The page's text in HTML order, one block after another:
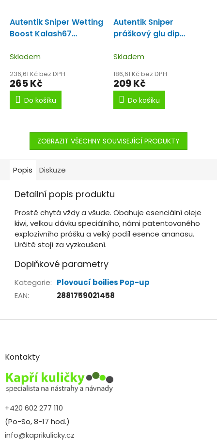
Autentik Sniper Wetting
Boost Kalash67
Skladem
236,61 Kč bez DPH
265 Kč
Do košíku
Autentik Sniper
práškový glu dip
Skladem
186,61 Kč bez DPH
209 Kč
Do košíku
ZOBRAZIT VŠECHNY SOUVISEJÍCÍ PRODUKTY
Popis Diskuze
Detailní popis produktu
Prostě chytá vždy a všude. Obahuje esenciální oleje
kiwi, velkou dávku speciálního, námi patentovaného
explozivního prášku a velký podíl esence ananasu.
Určitě stojí za vyzkoušení.
Doplňkové parametry
Kategorie: Plovoucí boilies Pop-up
EAN: 2881759021458
Z
aKontakty
+420 602 277 110
(Po-So, 8-17 hod.)
info@kaprikulicky.cz